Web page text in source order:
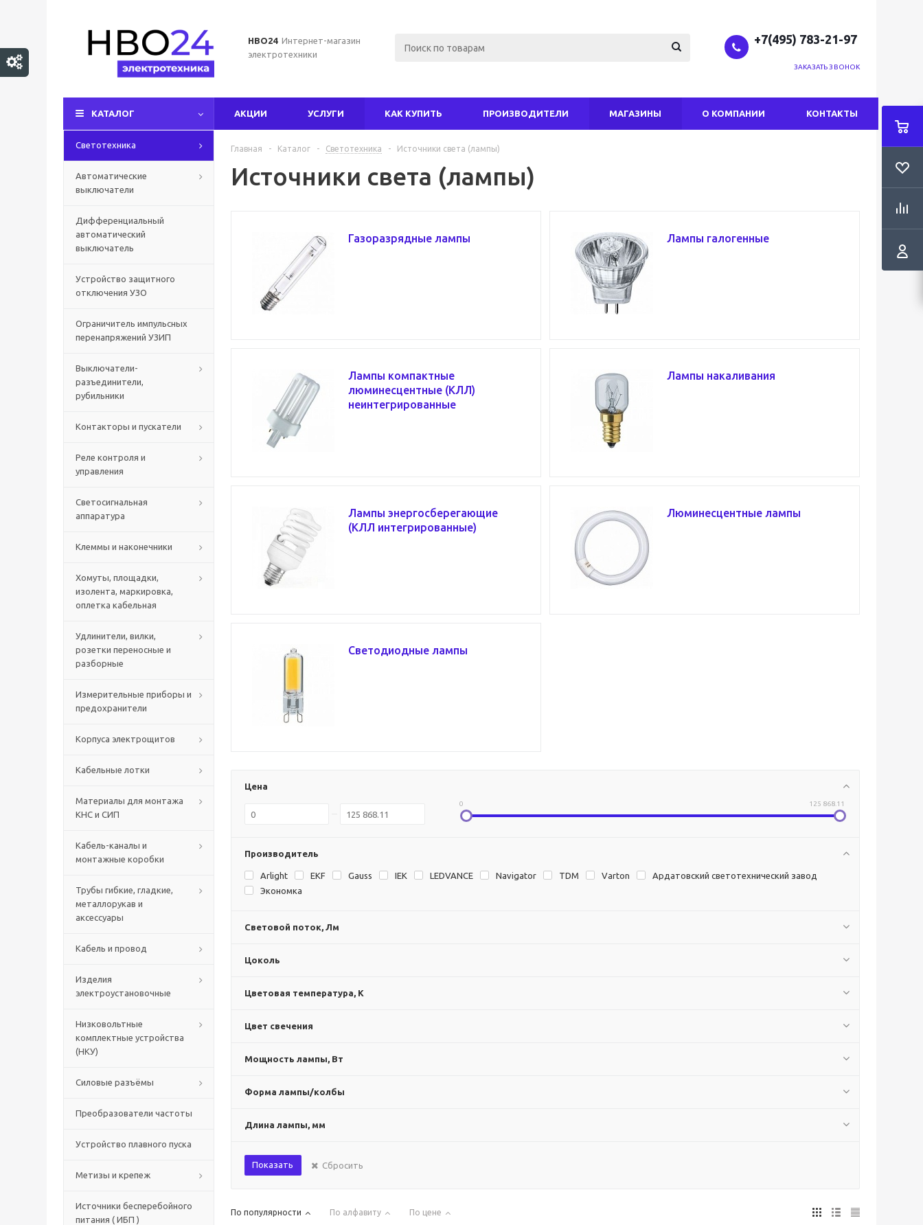
НВО24 Интернет-магазин
электротехники
+7(495) 783-21-97
ЗАКАЗАТЬ ЗВОНОК
КАТАЛОГ АКЦИИ УСЛУГИ КАК КУПИТЬ ПРОИЗВОДИТЕЛИ МАГАЗИНЫ О КОМПАНИИ КОНТАКТЫ
Светотехника
Автоматические
выключатели
Дифференциальный
автоматический
выключатель
Устройство защитного
отключения УЗО
Ограничитель импульсных
перенапряжений УЗИП
Выключатели-
разъединители,
рубильники
Контакторы и пускатели
Реле контроля и
управления
Светосигнальная
аппаратура
Клеммы и наконечники
Хомуты, площадки,
изолента, маркировка,
оплетка кабельная
Удлинители, вилки,
розетки переносные и
разборные
Измерительные приборы и
предохранители
Корпуса электрощитов
Кабельные лотки
Материалы для монтажа
КНС и СИП
Кабель-каналы и
монтажные коробки
Трубы гибкие, гладкие,
металлорукав и
аксессуары
Кабель и провод
Изделия
электроустановочные
Низковольтные
комплектные устройства
(НКУ)
Силовые разъёмы
Преобразователи частоты
Устройство плавного пуска
Метизы и крепеж
Источники бесперебойного
питания ( ИБП )
Главная - Каталог - Светотехника - Источники света (лампы)
Источники света (лампы)
Газоразрядные лампы Лампы галогенные
Лампы компактные
люминесцентные (КЛЛ)
неинтегрированные
Лампы накаливания
Лампы энергосберегающие
(КЛЛ интегрированные)
Люминесцентные лампы
Светодиодные лампы
Цена
0 125 868.11
Производитель
Arlight EKF Gauss IEK LEDVANCE Navigator TDM Varton
Ардатовский светотехнический завод
Экономка
Световой поток, Лм
Цоколь
Цветовая температура, К
Цвет свечения
Мощность лампы, Вт
Форма лампы/колбы
Длина лампы, мм
Показать Сбросить
По популярности По алфавиту По цене